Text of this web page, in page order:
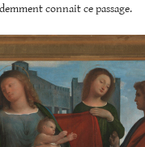
connait ce passage.